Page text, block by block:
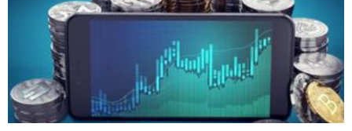
გაკეთდა" - "ნაციონალური
მოძრაობა"
19:03 / 08-08-2026
"მკაცრად ვგმობთ ირაკლი
კობახიძის განცხადებას" -
"კოალიცია ცვლილებისთვის"